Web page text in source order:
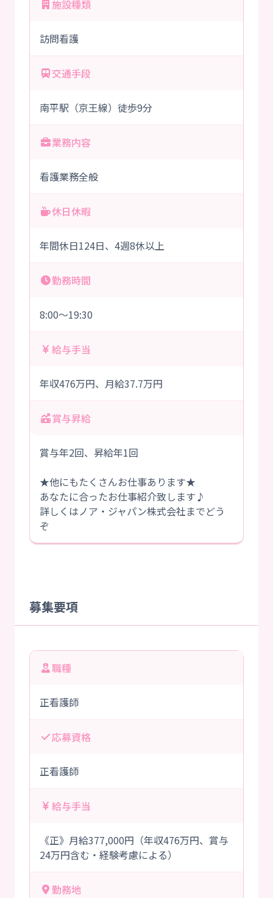
施設種類
訪問看護
交通手段
南平駅（京王線）徒歩9分
業務内容
看護業務全般
休日休暇
年間休日124日、4週8休以上
勤務時間
8:00～19:30
給与手当
年収476万円、月給37.7万円
賞与昇給
賞与年2回、昇給年1回
★他にもたくさんお仕事あります★
あなたに合ったお仕事紹介致します♪
詳しくはノア・ジャパン株式会社までどう
ぞ
募集要項
職種
正看護師
応募資格
正看護師
給与手当
《正》月給377,000円（年収476万円、賞与
24万円含む・経験考慮による）
勤務地